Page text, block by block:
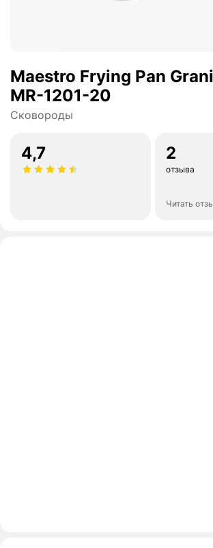
Maestro Frying Pan
MR-1201-20
Сковороды
4,7 2
отзыва
Читать